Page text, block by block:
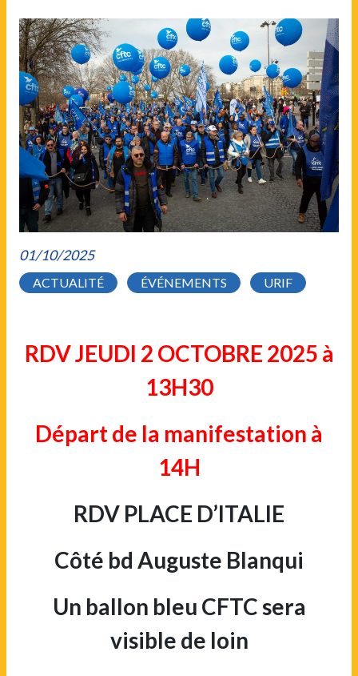
01/10/2025
ACTUALITÉ ÉVÉNEMENTS URIF
RDV JEUDI 2 OCTOBRE 2025 à
13H30
Départ de la manifestation à
14H
RDV PLACE D’ITALIE
Côté bd Auguste Blanqui
Un ballon bleu CFTC sera
visible de loin